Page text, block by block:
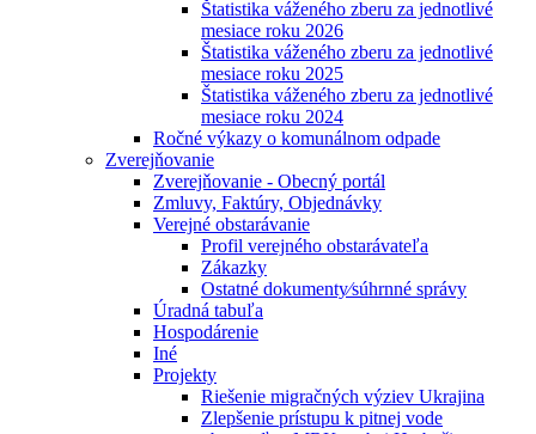
Štatistika váženého zberu za jednotlivé
mesiace roku 2026
Štatistika váženého zberu za jednotlivé
mesiace roku 2025
Štatistika váženého zberu za jednotlivé
mesiace roku 2024
Ročné výkazy o komunálnom odpade
Zverejňovanie
Zverejňovanie - Obecný portál
Zmluvy, Faktúry, Objednávky
Verejné obstarávanie
Profil verejného obstarávateľa
Zákazky
Ostatné dokumenty⁄súhrnné správy
Úradná tabuľa
Hospodárenie
Iné
Projekty
Riešenie migračných výziev Ukrajina
Zlepšenie prístupu k pitnej vode